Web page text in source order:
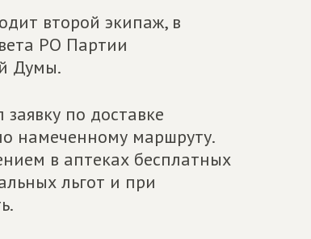
второй экипаж, в
РО Партии
Думы.
по доставке
намеченному маршруту.
в аптеках бесплатных
льгот и при